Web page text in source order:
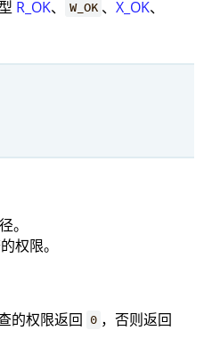
R_OK、 W_OK 、 X_OK、
。
权限。
的权限返回 0 ，否则返回